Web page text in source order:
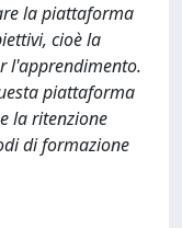
la piattaforma
cioè la
l'apprendimento.
piattaforma
la ritenzione
di formazione